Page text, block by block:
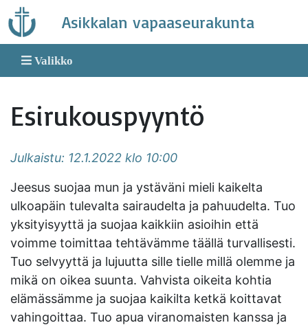
Skip
to
content
Asikkalan vapaaseurakunta
Valikko
Esirukouspyyntö
Julkaistu: 12.1.2022 klo 10:00
Jeesus suojaa mun ja ystäväni mieli kaikelta
ulkoapäin tulevalta sairaudelta ja pahuudelta. Tuo
yksityisyyttä ja suojaa kaikkiin asioihin että
voimme toimittaa tehtävämme täällä turvallisesti.
Tuo selvyyttä ja lujuutta sille tielle millä olemme ja
mikä on oikea suunta. Vahvista oikeita kohtia
elämässämme ja suojaa kaikilta ketkä koittavat
vahingoittaa. Tuo apua viranomaisten kanssa ja